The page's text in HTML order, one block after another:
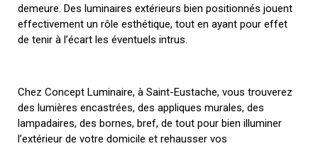
demeure. Des luminaires extérieurs bien positionnés jouent
effectivement un rôle esthétique, tout en ayant pour effet
de tenir à l’écart les éventuels intrus.
Chez Concept Luminaire, à Saint-Eustache, vous trouverez
des lumières encastrées, des appliques murales, des
lampadaires, des bornes, bref, de tout pour bien illuminer
l’extérieur de votre domicile et rehausser vos